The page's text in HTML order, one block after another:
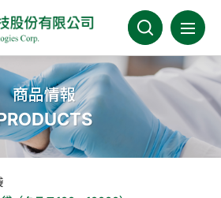
限公司
会社案内
最新情報
商品情報